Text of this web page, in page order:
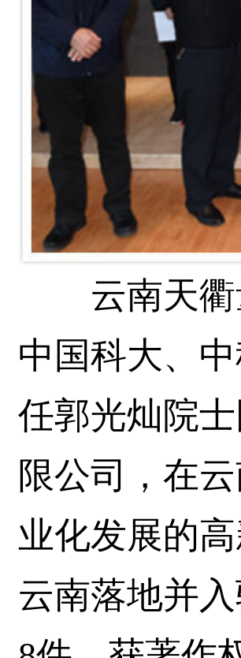
云南天衢
中国科大、
任郭光灿院
限公司，在
业化发展的
云南落地并